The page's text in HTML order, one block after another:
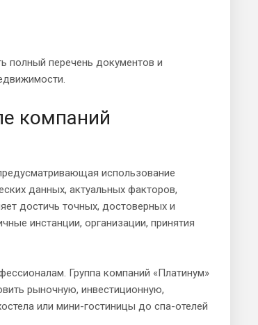
полный перечень документов и
компаний
использование
данных, актуальных факторов,
достичь точных, достоверных и
инстанции, организации, принятия
Группа компаний «Платинум»
рыночную, инвестиционную,
или мини-гостиницы до спа-отелей